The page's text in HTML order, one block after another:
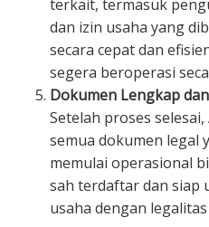
terkait, termasuk
dan izin usaha yang
secara cepat dan
segera beroperasi
Dokumen Lengkap
Setelah proses
semua dokumen legal
memulai operasional
sah terdaftar dan siap
usaha dengan